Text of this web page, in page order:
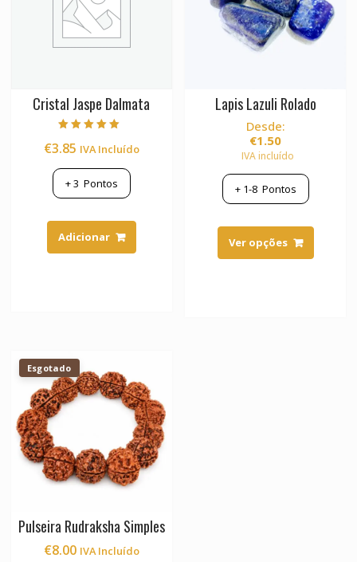
Cristal Jaspe Dalmata
5.00
€3.85 IVA Incluído
+3 Pontos
Adicionar
Lapis Lazuli Rolado
Desde:
€1.50
IVA incluído
+ 1-8Pontos
Ver opções
This
has
Esgotado
Pulseira Rudraksha Simples
€8.00 IVA Incluído